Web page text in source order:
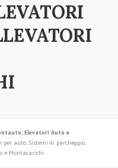
Elevatori Auto e
per auto, Sistemi di parcheggio,
e Montacarichi